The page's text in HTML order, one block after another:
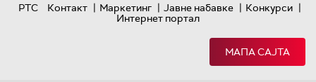
РТС
Контакт | Маркетинг | Јавне набавке | Конкурси |
Интернет портал
МАПА САЈТА